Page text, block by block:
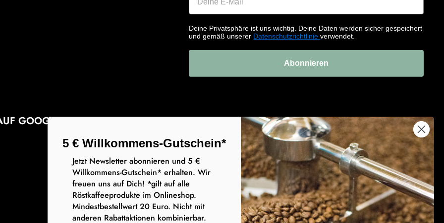
Deine Privatsphäre ist uns wichtig. Deine Daten werden sicher gespeichert
und gemäß unserer Datenschutzrichtlinieverwendet.
Abonnieren
GOOGLE
5 € Willkommens-Gutschein*
Jetzt Newsletter abonnieren und 5 €
Willkommens-Gutschein* erhalten. Wir
freuen uns auf Dich! *gilt auf alle
Röstkaffeeprodukte im Onlineshop.
Mindestbestellwert 20 Euro. Nicht mit
anderen Rabattaktionen kombinierbar.